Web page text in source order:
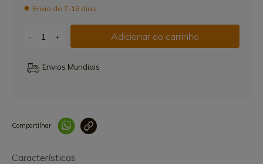
Envio de 7-15 dias
- + Adicionar ao carrinho
Envios Mundiais
Compartilhar
Características